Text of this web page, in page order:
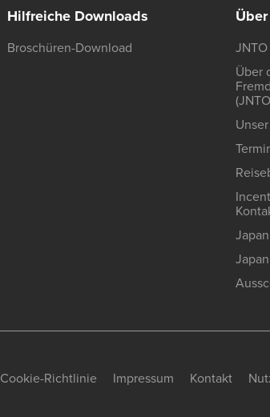
Hilfreiche Downloads
Broschüren-Download
Über
Cookie-Richtlinie Impressum Kontakt